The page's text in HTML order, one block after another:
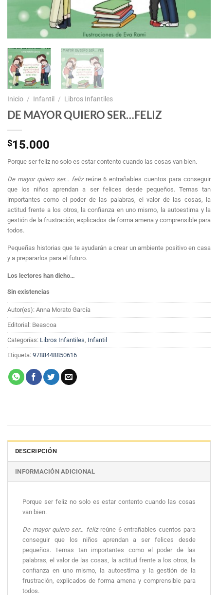
Inicio / Infantil / Libros Infantiles
DE MAYOR QUIERO SER…FELIZ
$15.000
Porque ser feliz no solo es estar contento cuando las cosas van bien.
De mayor quiero ser… felizreúne 6 entrañables cuentos para conseguir
que los niños aprendan a ser felices desde pequeños. Temas tan
importantes como el poder de las palabras, el valor de las cosas, la
actitud frente a los otros, la confianza en uno mismo, la autoestima y la
gestión de la frustración, explicados de forma amena y comprensible para
todos.
Pequeñas historias que te ayudarán a crear un ambiente positivo en casa
y a prepararlos para el futuro.
Los lectores han dicho…
Sin existencias
Autor(es): Anna Morato García
Editorial: Beascoa
Categorías: Libros Infantiles Infantil
Etiqueta: 9788448850616
DESCRIPCIÓN
INFORMACIÓN ADICIONAL
Porque ser feliz no solo es estar contento cuando las cosas
van bien.
De mayor quiero ser… felizreúne 6 entrañables cuentos para
conseguir que los niños aprendan a ser felices desde
pequeños. Temas tan importantes como el poder de las
palabras, el valor de las cosas, la actitud frente a los otros, la
confianza en uno mismo, la autoestima y la gestión de la
frustración, explicados de forma amena y comprensible para
todos.